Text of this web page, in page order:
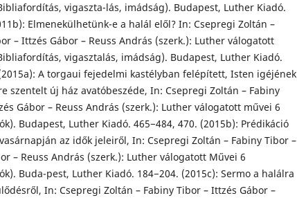
vigaszta-lás, imádság). Budapest, Luther Kiadó.
Elmenekülhetünk-e a halál elől? In: Csepregi Zoltán –
– Ittzés Gábor – Reuss András (szerk.): Luther válogatott
vigasztalás, imádság). Budapest, Luther Kiadó.
A torgaui fejedelmi kastélyban felépített, Isten igéjének
szentelt új ház avatóbeszéde, In: Csepregi Zoltán – Fabiny
Gábor – Reuss András (szerk.): Luther válogatott művei 6
Budapest, Luther Kiadó. 465−484, 470. (2015b): Prédikáció
az idők jeleiről, In: Csepregi Zoltán – Fabiny Tibor –
– Reuss András (szerk.): Luther válogatott Művei 6
Buda-pest, Luther Kiadó. 184−204. (2015c): Sermo a halálra
In: Csepregi Zoltán – Fabiny Tibor – Ittzés Gábor –